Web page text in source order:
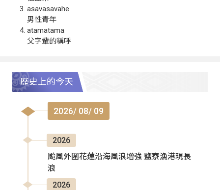
asavasavahe
男性青年
atamatama
父字輩的稱呼
歷史上的今天
2026/ 08/ 09
2026
颱風外圍花蓮沿海風浪增強 鹽寮漁港現長
浪
2026